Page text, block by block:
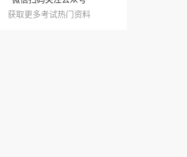
获取更多考试热门资料